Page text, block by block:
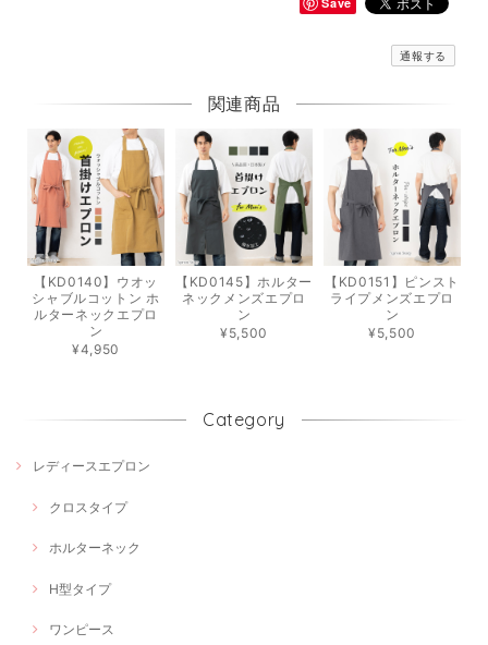
通報する
関連商品
【KD0140】ウオッ
シャブルコットン ホ
ルターネックエプロ
ン
¥4,950
【KD0145】ホルター
ネックメンズエプロ
ン
¥5,500
【KD0151】ピンスト
ライプメンズエプロ
ン
¥5,500
Category
レディースエプロン
クロスタイプ
ホルターネック
H型タイプ
ワンピース